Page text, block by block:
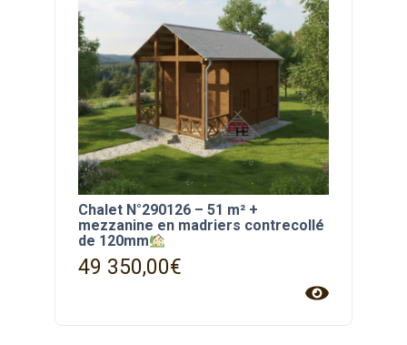
Chalet N°290126 – 51 m² +
mezzanine en madriers contrecollé
de 120mm
49 350,00€